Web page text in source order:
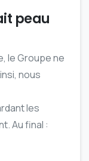
peau
le Groupe ne
nous
les
Au final :